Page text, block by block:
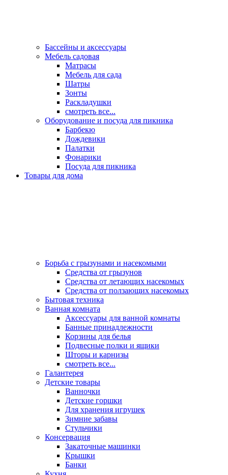
Бассейны и аксессуары
Мебель садовая
Матрасы
Мебель для сада
Шатры
Зонты
Раскладушки
смотреть все...
Оборудование и посуда для пикника
Барбекю
Дождевики
Палатки
Фонарики
Посуда для пикника
Товары для дома
Борьба с грызунами и насекомыми
Средства от грызунов
Средства от летающих насекомых
Средства от ползающих насекомых
Бытовая техника
Ванная комната
Аксессуары для ванной комнаты
Банные принадлежности
Корзины для белья
Подвесные полки и ящики
Шторы и карнизы
смотреть все...
Галантерея
Детские товары
Ванночки
Детские горшки
Для хранения игрушек
Зимние забавы
Стульчики
Консервация
Закаточные машинки
Крышки
Банки